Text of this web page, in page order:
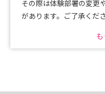
その際は体験部署の変更
があります。ご了承くださ
☆産婦人科病棟・小児科